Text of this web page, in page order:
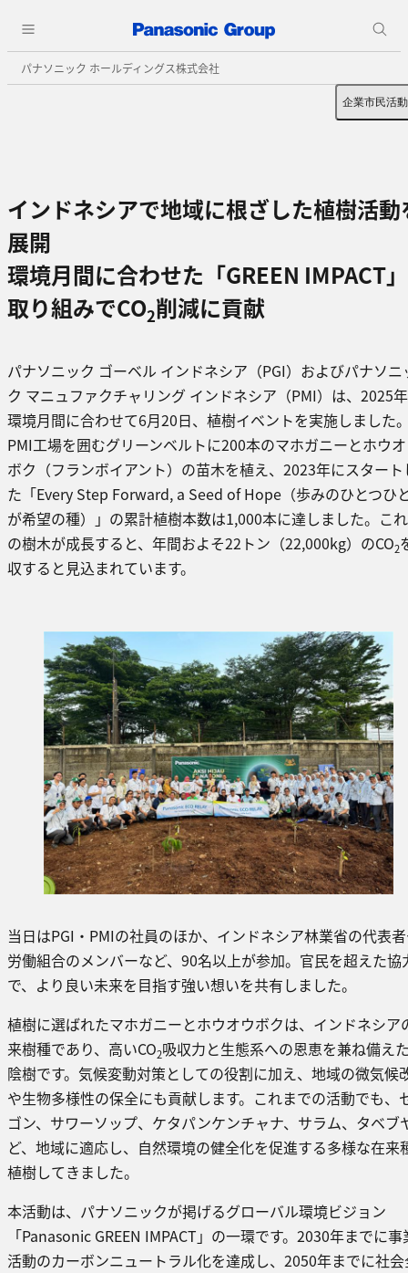
パナソニック ホールディングス株式会社
企業市民活動
インドネシアで地域に根ざした植樹活動
展開
環境月間に合わせた「GREEN IMPACT
取り組みでCO2削減に貢献
パナソニック ゴーベル インドネシア（PGI）およびパナソニ
ク マニュファクチャリング インドネシア（PMI）は、2025
環境月間に合わせて6月20日、植樹イベントを実施しました
PMI工場を囲むグリーンベルトに200本のマホガニーとホウ
ボク（フランボイアント）の苗木を植え、2023年にスタート
た「Every Step Forward, a Seed of Hope（歩みのひとつひ
が希望の種）」の累計植樹本数は1,000本に達しました。こ
の樹木が成長すると、年間およそ22トン（22,000kg）のCO2
収すると見込まれています。
当日はPGI・PMIの社員のほか、インドネシア林業省の代表
労働組合のメンバーなど、90名以上が参加。官民を超えた協
で、より良い未来を目指す強い想いを共有しました。
植樹に選ばれたマホガニーとホウオウボクは、インドネシア
来樹種であり、高いCO2吸収力と生態系への恩恵を兼ね備え
陰樹です。気候変動対策としての役割に加え、地域の微気候
や生物多様性の保全にも貢献します。これまでの活動でも、
ゴン、サワーソップ、ケタパンケンチャナ、サラム、タベブ
ど、地域に適応し、自然環境の健全化を促進する多様な在来
植樹してきました。
本活動は、パナソニックが掲げるグローバル環境ビジョン
「Panasonic GREEN IMPACT」の一環です。2030年までに事
活動のカーボンニュートラル化を達成し、2050年までに社